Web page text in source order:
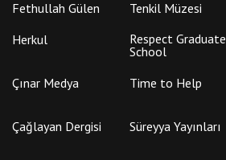
Fethullah Gülen Tenkil Müzesi
Herkul
Respect Graduate
School
Çınar Medya Time to Help
Çağlayan Dergisi
Süreyya Yayınları